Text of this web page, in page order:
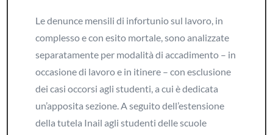
Le denunce mensili di infortunio sul lavoro, in
complesso e con esito mortale, sono analizzate
separatamente per modalità di accadimento – in
occasione di lavoro e in itinere – con esclusione
dei casi occorsi agli studenti, a cui è dedicata
un’apposita sezione. A seguito dell’estensione
della tutela Inail agli studenti delle scuole